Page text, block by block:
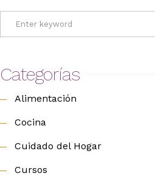
Search
for:
Categorías
Alimentación
Cocina
Cuidado del Hogar
Cursos